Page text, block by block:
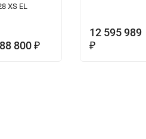
XS EL
800 ₽
12 595 989
₽